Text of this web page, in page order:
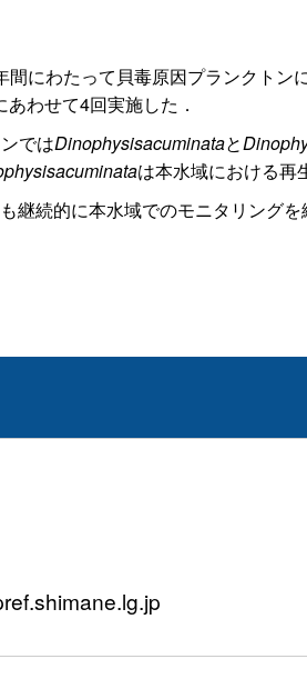
にわたって貝毒原因プランクトン
わせて4回実施した．
ではDinophysisacuminataと
は本水域における再
続的に本水域でのモニタリング